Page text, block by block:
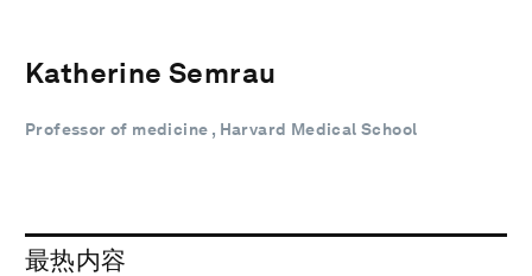
Katherine Semrau
Professor of medicine , Harvard Medical School
最热内容